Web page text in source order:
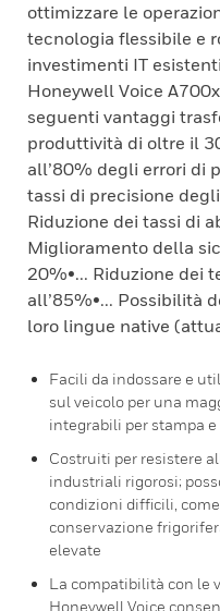
ottimizzare le
tecnologia flessibile e
investimenti IT
Honeywell Voice
seguenti vantaggi
produttività di oltre il
all’80% degli errori di
tassi di precisione
Riduzione dei tassi di
Miglioramento della
20%•... Riduzione dei
all’85%•... Possibilità
loro lingue native
Facili da indossare e
sul veicolo per una
integrabili per stampa
Costruiti per resistere
industriali rigorosi;
condizioni difficili,
conservazione
elevate
La compatibilità con le
Honeywell Voice